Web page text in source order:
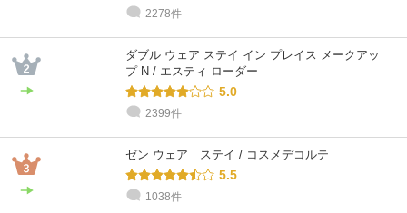
2278件
ダブル ウェア ステイ イン プレイス メークアッ
プ N / エスティ ローダー
5.0
2399件
ゼン ウェア ステイ / コスメデコルテ
5.5
1038件